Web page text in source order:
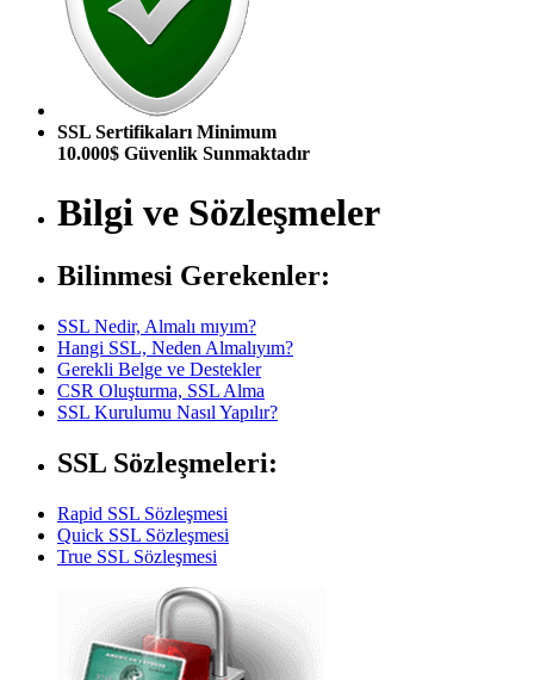
SSL Sertifikaları Minimum
10.000$ Güvenlik Sunmaktadır
Bilgi ve Sözleşmeler
Bilinmesi Gerekenler:
SSL Nedir, Almalı mıyım?
Hangi SSL, Neden Almalıyım?
Gerekli Belge ve Destekler
CSR Oluşturma, SSL Alma
SSL Kurulumu Nasıl Yapılır?
SSL Sözleşmeleri:
Rapid SSL Sözleşmesi
Quick SSL Sözleşmesi
True SSL Sözleşmesi